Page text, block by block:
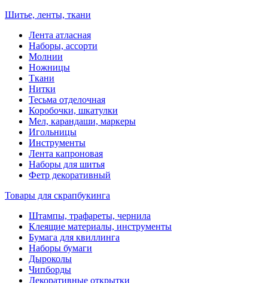
Шитье, ленты, ткани
Лента атласная
Наборы, ассорти
Молнии
Ножницы
Ткани
Нитки
Тесьма отделочная
Коробочки, шкатулки
Мел, карандаши, маркеры
Игольницы
Инструменты
Лента капроновая
Наборы для шитья
Фетр декоративный
Товары для скрапбукинга
Штампы, трафареты, чернила
Клеящие материалы, инструменты
Бумага для квиллинга
Наборы бумаги
Дыроколы
Чипборды
Декоративные открытки